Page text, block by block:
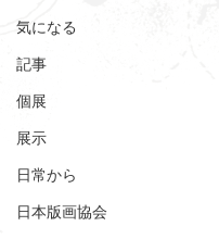
気になる
記事
個展
展示
日常から
日本版画協会